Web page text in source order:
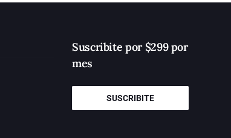
Suscribite por $299 por
mes
SUSCRIBITE